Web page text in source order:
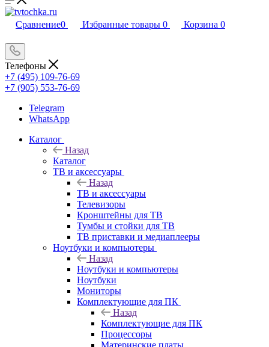
Сравнение0 Избранные товары 0 Корзина 0
Телефоны
+7 (495) 109-76-69
+7 (905) 553-76-69
Telegram
WhatsApp
Каталог
Назад
Каталог
ТВ и аксессуары
Назад
ТВ и аксессуары
Телевизоры
Кронштейны для ТВ
Тумбы и стойки для ТВ
ТВ приставки и медиаплееры
Ноутбуки и компьютеры
Назад
Ноутбуки и компьютеры
Ноутбуки
Мониторы
Комплектующие для ПК
Назад
Комплектующие для ПК
Процессоры
Материнские платы